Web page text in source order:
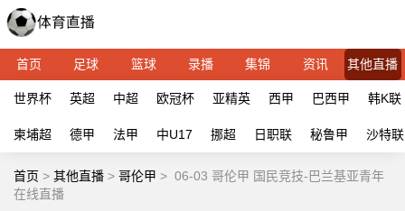
首页 足球 篮球 录播 集锦 资讯 其他直播
世界杯 英超 中超 欧冠杯 亚精英 西甲 巴西甲 韩K联
柬埔超 德甲 法甲 中U17 挪超 日职联 秘鲁甲 沙特联
首页 > 其他直播 > 哥伦甲 > 06-03 哥伦甲 国民竞技-巴兰基亚青年
在线直播